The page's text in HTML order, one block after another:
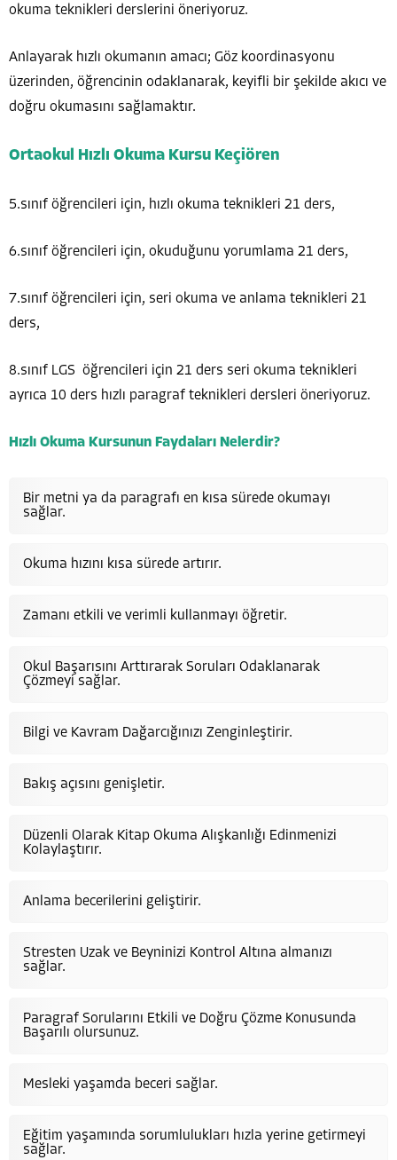
okuma teknikleri derslerini öneriyoruz.
Anlayarak hızlı okumanın amacı; Göz koordinasyonu
üzerinden, öğrencinin odaklanarak, keyifli bir şekilde akıcı ve
doğru okumasını sağlamaktır.
Ortaokul Hızlı Okuma Kursu Keçiören
5.sınıf öğrencileri için, hızlı okuma teknikleri 21 ders,
6.sınıf öğrencileri için, okuduğunu yorumlama 21 ders,
7.sınıf öğrencileri için, seri okuma ve anlama teknikleri 21
ders,
8.sınıf LGS öğrencileri için 21 ders seri okuma teknikleri
ayrıca 10 ders hızlı paragraf teknikleri dersleri öneriyoruz.
Hızlı Okuma Kursunun Faydaları Nelerdir?
Bir metni ya da paragrafı en kısa sürede okumayı
sağlar.
Okuma hızını kısa sürede artırır.
Zamanı etkili ve verimli kullanmayı öğretir.
Okul Başarısını Arttırarak Soruları Odaklanarak
Çözmeyi sağlar.
Bilgi ve Kavram Dağarcığınızı Zenginleştirir.
Bakış açısını genişletir.
Düzenli Olarak Kitap Okuma Alışkanlığı Edinmenizi
Kolaylaştırır.
Anlama becerilerini geliştirir.
Stresten Uzak ve Beyninizi Kontrol Altına almanızı
sağlar.
Paragraf Sorularını Etkili ve Doğru Çözme Konusunda
Başarılı olursunuz.
Mesleki yaşamda beceri sağlar.
Eğitim yaşamında sorumlulukları hızla yerine getirmeyi
sağlar.